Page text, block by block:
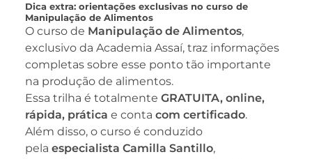
Dica extra: orientações exclusivas no curso de
Manipulação de Alimentos
O curso de Manipulação de Alimentos,
exclusivo da Academia Assaí, traz informações
completas sobre esse ponto tão importante
na produção de alimentos.
Essa trilha é totalmente GRATUITA, online,
rápida, prática e conta com certificado.
Além disso, o curso é conduzido
pela especialista Camilla Santillo,